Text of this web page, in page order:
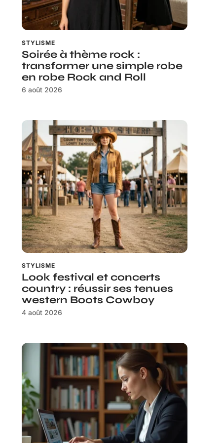
STYLISME
Soirée à thème rock :
transformer une simple robe
en robe Rock and Roll
6 août 2026
STYLISME
Look festival et concerts
country : réussir ses tenues
western Boots Cowboy
4 août 2026